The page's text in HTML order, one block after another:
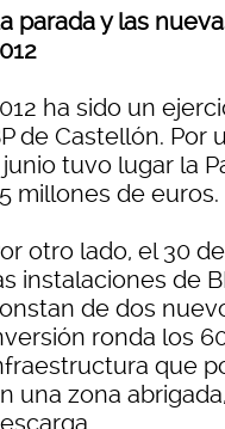
parada y las
ha sido un
de Castellón. Por
tuvo lugar la
millones de euros.
otro lado, el 30
instalaciones de
de dos
ronda los
que
una zona